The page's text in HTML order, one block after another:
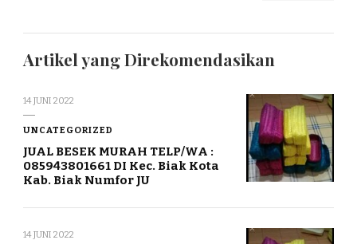
Artikel yang Direkomendasikan
14 JUNI 2022
UNCATEGORIZED
JUAL BESEK MURAH TELP/WA :
085943801661 DI Kec. Biak Kota
Kab. Biak Numfor JU
14 JUNI 2022